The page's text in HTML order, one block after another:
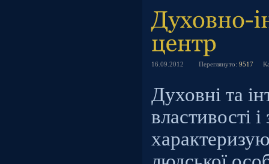
16.09.2012 Переглянуто: 9517
Духовні та
властивості